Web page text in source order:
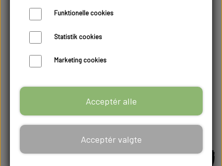
Funktionelle cookies
Statistik cookies
Marketing cookies
Acceptér alle
Acceptér valgte